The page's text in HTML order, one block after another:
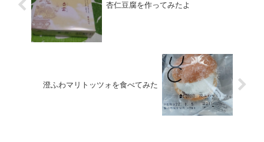
杏仁豆腐を作ってみたよ
澄ふわマリトッツォを食べてみた